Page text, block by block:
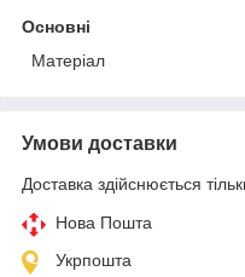
Основні
Матеріал
Умови доставки
Доставка здійснюється
Нова Пошта
Укрпошта